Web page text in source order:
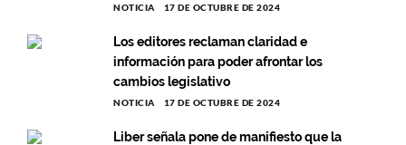
NOTICIA 17 DE OCTUBRE DE 2024
Los editores reclaman claridad e
información para poder afrontar los
cambios legislativo
NOTICIA 17 DE OCTUBRE DE 2024
Liber señala pone de manifiesto que la